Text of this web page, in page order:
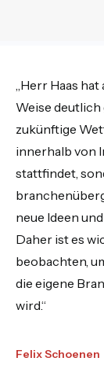
„Herr Haas
Weise deutlich
zukünftige
innerhalb von
stattfindet,
neue Ideen
Daher ist es
beobachten,
die eigene
wird.“
Felix Schoenen